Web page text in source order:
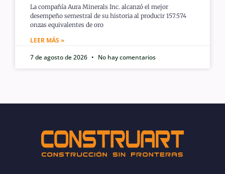
La compañía Aura Minerals Inc. alcanzó el mejor
desempeño semestral de su historia al producir 157.574
onzas equivalentes de oro
LEER MÁS »
7 de agosto de 2026
No hay comentarios